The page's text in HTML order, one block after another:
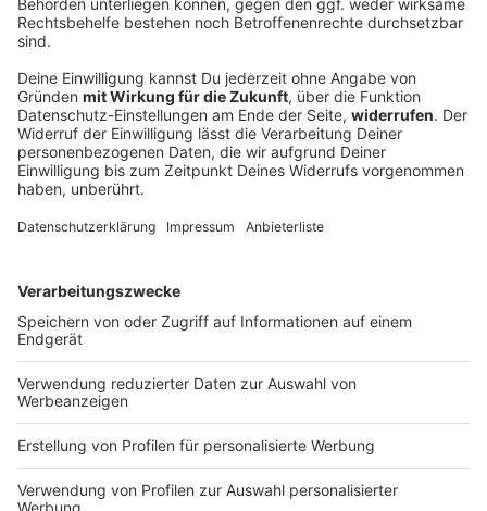
Verfassungsschutz beobachtet AfD-
Abgeordneten Nolte
Auf die AfD hat der Verfassungsschutz ein Auge.
Inzwischen steht in Bayern der dritte
DEINE GEMERKTEN ARTIKEL
Du hast dir noch keine Artikel gemerkt
Markiere sie hierfür mit einem